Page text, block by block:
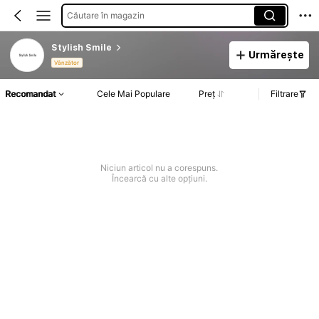
Căutare în magazin
Stylish Smile
Vânzător
Urmărește
Recomandat Cele Mai Populare Preț Filtrare
Niciun articol nu a corespuns.
Încearcă cu alte opțiuni.